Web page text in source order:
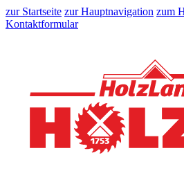
zur Startseite zur Hauptnavigation zum
Kontaktformular